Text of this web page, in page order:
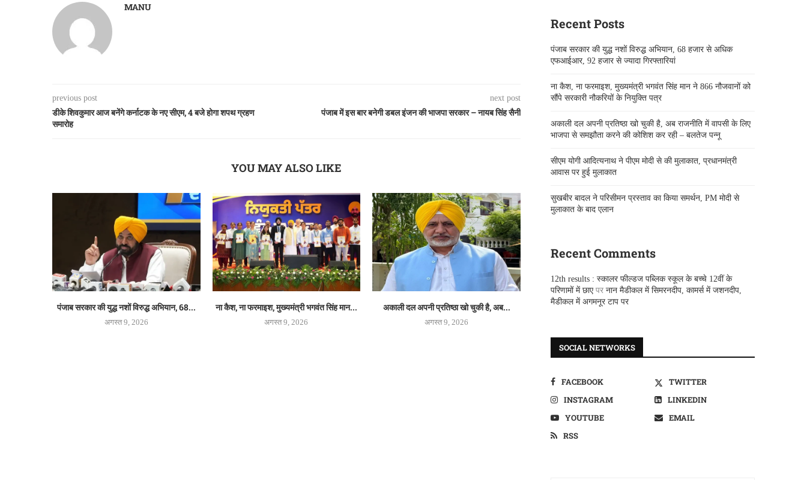
MANU
previous post
डीके शिवकुमार आज बनेंगे कर्नाटक के नए सीएम, 4 बजे होगा शपथ ग्रहण
समारोह
next post
पंजाब में इस बार बनेगी डबल इंजन की भाजपा सरकार – नायब सिंह सैनी
YOU MAY ALSO LIKE
पंजाब सरकार की युद्ध नशों विरुद्ध अभियान, 68...
अगस्त 9, 2026
ना कैश, ना फरमाइश, मुख्यमंत्री भगवंत सिंह मान...
अगस्त 9, 2026
अकाली दल अपनी प्रतिष्ठा खो चुकी है, अब...
अगस्त 9, 2026
Recent Posts
पंजाब सरकार की युद्ध नशों विरुद्ध अभियान, 68 हजार से अधिक
एफआईआर, 92 हजार से ज्यादा गिरफ्तारियां
ना कैश, ना फरमाइश, मुख्यमंत्री भगवंत सिंह मान ने 866 नौजवानों को
सौंपे सरकारी नौकरियों के नियुक्ति पत्र
अकाली दल अपनी प्रतिष्ठा खो चुकी है, अब राजनीति में वापसी के लिए
भाजपा से समझौता करने की कोशिश कर रही – बलतेज पन्नू
सीएम योगी आदित्यनाथ ने पीएम मोदी से की मुलाकात, प्रधानमंत्री
आवास पर हुई मुलाकात
सुखबीर बादल ने परिसीमन प्रस्ताव का किया समर्थन, PM मोदी से
मुलाकात के बाद एलान
Recent Comments
12th results : स्कालर फील्डज पब्लिक स्कूल के बच्चे 12वीं के
परिणामों में छाएपर नान मैडीकल में सिमरनदीप, कामर्स में जशनदीप,
मैडीकल में अगमनूर टाप पर
SOCIAL NETWORKS
FACEBOOK
TWITTER
INSTAGRAM
LINKEDIN
YOUTUBE
EMAIL
RSS